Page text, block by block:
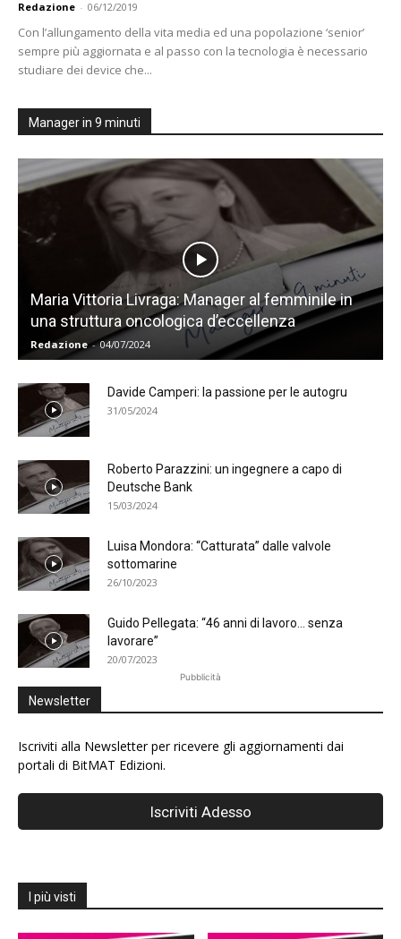
Redazione - 06/12/2019
Con l’allungamento della vita media ed una popolazione ‘senior’
sempre più aggiornata e al passo con la tecnologia è necessario
studiare dei device che...
Manager in 9 minuti
Maria Vittoria Livraga: Manager al femminile in
una struttura oncologica d’eccellenza
Redazione - 04/07/2024
Davide Camperi: la passione per le autogru
31/05/2024
Roberto Parazzini: un ingegnere a capo di
Deutsche Bank
15/03/2024
Luisa Mondora: “Catturata” dalle valvole
sottomarine
26/10/2023
Guido Pellegata: “46 anni di lavoro… senza
lavorare”
20/07/2023
Pubblicità
Newsletter
Iscriviti alla Newsletter per ricevere gli aggiornamenti dai
portali di BitMAT Edizioni.
I più visti